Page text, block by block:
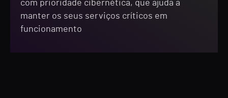
com prioridade cibernética, que ajuda a
manter os seus serviços críticos em
funcionamento